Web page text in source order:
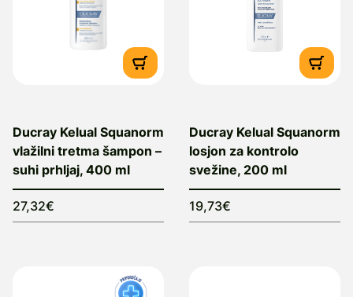
Ducray Kelual Squanorm
vlažilni tretma šampon –
suhi prhljaj, 400 ml
27,32€
Ducray Kelual Squanorm
losjon za kontrolo
svežine, 200 ml
19,73€